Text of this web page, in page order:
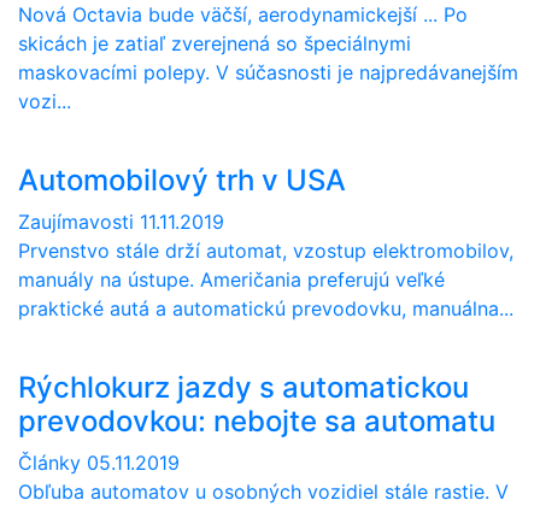
Nová Octavia bude väčší, aerodynamickejší ... Po
skicách je zatiaľ zverejnená so špeciálnymi
maskovacími polepy. V súčasnosti je najpredávanejším
vozi...
Automobilový trh v USA
Zaujímavosti 11.11.2019
Prvenstvo stále drží automat, vzostup elektromobilov,
manuály na ústupe. Američania preferujú veľké
praktické autá a automatickú prevodovku, manuálna...
Rýchlokurz jazdy s automatickou
prevodovkou: nebojte sa automatu
Články 05.11.2019
Obľuba automatov u osobných vozidiel stále rastie. V